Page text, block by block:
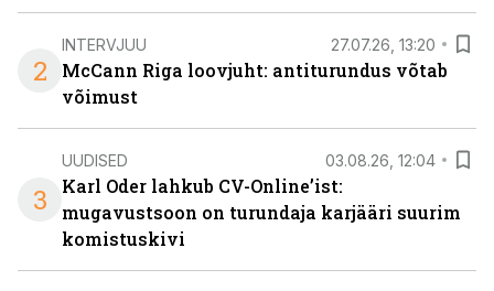
2
INTERVJUU 27.07.26, 13:20
McCann Riga loovjuht: antiturundus võtab
võimust
3
UUDISED 03.08.26, 12:04
Karl Oder lahkub CV-Online’ist:
mugavustsoon on turundaja karjääri suurim
komistuskivi